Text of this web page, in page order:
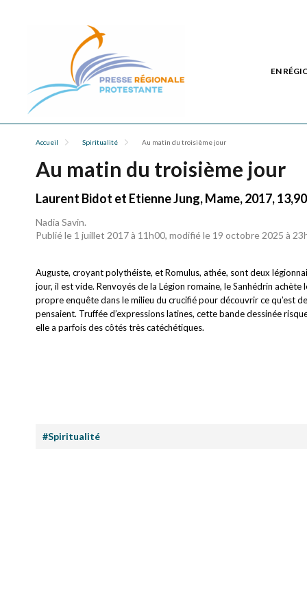
EN
Accueil Spiritualité Au matin du troisième jour
Au matin du troisième jour
Laurent Bidot et Etienne Jung, Mame, 2017,
Nadia Savin.
Publié le 1 juillet 2017 à 11h00, modifié le 19 octobre 2025 à
Auguste, croyant polythéiste, et Romulus, athée, sont deux
jour, il est vide. Renvoyés de la Légion romaine, le Sanhédrin
propre enquête dans le milieu du crucifié pour découvrir ce qu’est
pensaient. Truffée d’expressions latines, cette bande dessinée
elle a parfois des côtés très catéchétiques.
#Spiritualité